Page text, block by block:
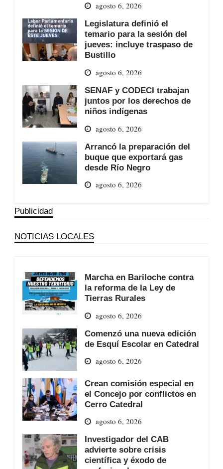
agosto 6, 2026
Legislatura definió el
temario para la sesión del
jueves: incluye traspaso de
Bustillo
agosto 6, 2026
SENAF y CODECI trabajan
juntos por los derechos de
niños indígenas
agosto 6, 2026
Arrancó la preparación del
buque que exportará gas
desde Río Negro
agosto 6, 2026
Publicidad
NOTICIAS LOCALES
Marcha en Bariloche contra
la reforma de la Ley de
Tierras Rurales
agosto 6, 2026
Comenzó una nueva edición
de Esquí Escolar en Catedral
agosto 6, 2026
Crean comisión especial en
el Concejo por conflictos en
Cerro Catedral
agosto 6, 2026
Investigador del CAB
advierte sobre crisis
científica y éxodo de